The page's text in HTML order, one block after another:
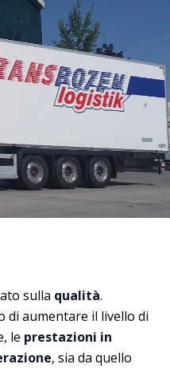
sulla qualità.
di aumentare il livello di
le prestazioni in
, sia da quello